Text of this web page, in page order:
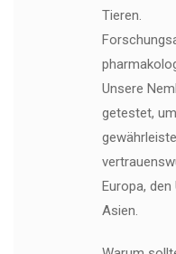
Tieren.
Unsere
getestet,
Europa, den
Asien.